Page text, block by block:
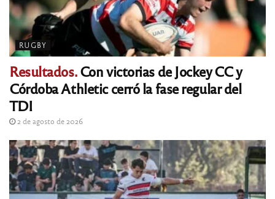
RUGBY
Resultados.Con victorias de Jockey CC y
Córdoba Athletic cerró la fase regular del
TDI
2 de agosto de 2026